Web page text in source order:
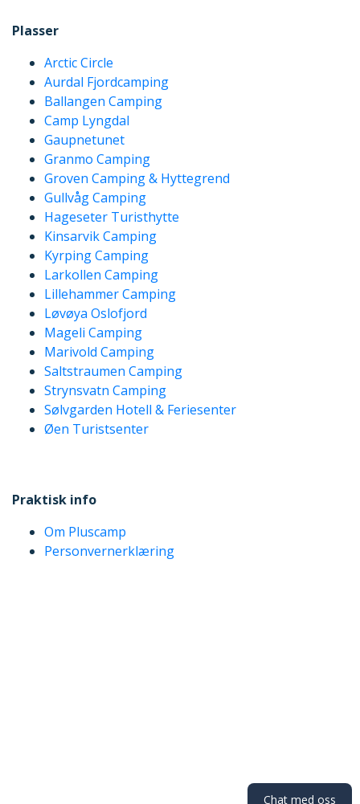
Plasser
Arctic Circle
Aurdal Fjordcamping
Ballangen Camping
Camp Lyngdal
Gaupnetunet
Granmo Camping
Groven Camping & Hyttegrend
Gullvåg Camping
Hageseter Turisthytte
Kinsarvik Camping
Kyrping Camping
Larkollen Camping
Lillehammer Camping
Løvøya Oslofjord
Mageli Camping
Marivold Camping
Saltstraumen Camping
Strynsvatn Camping
Sølvgarden Hotell & Feriesenter
Øen Turistsenter
Praktisk info
Om Pluscamp
Personvernerklæring
Chat med oss